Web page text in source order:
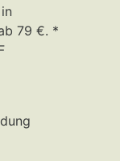
79 €. *